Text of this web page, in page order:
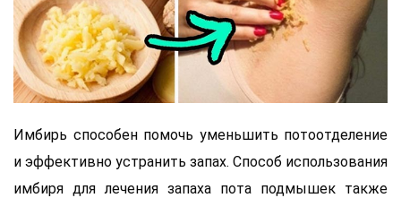
Имбирь способен помочь уменьшить потоотделение
и эффективно устранить запах. Способ использования
имбиря для лечения запаха пота подмышек также